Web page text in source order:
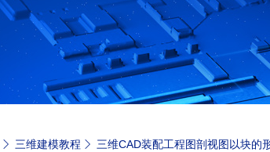
三维建模教程 三维CAD装配工程图剖视图以块的